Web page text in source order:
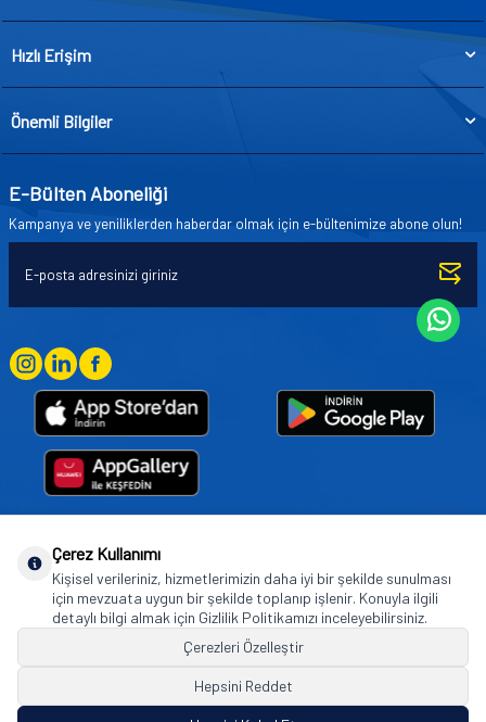
Hızlı Erişim
Önemli Bilgiler
E-Bülten Aboneliği
Kampanya ve yeniliklerden haberdar olmak için e-bültenimize abone olun!
Goodyear (and Winged Foot Design) are trademarks of or licensed to The Goodyear
Tire & Rubber Company used under license by Basbug Group Company,
Istanbul/Türkiye. © 2026 The Goodyear Tire & Rubber Company.
Çerez Kullanımı
Kişisel verileriniz, hizmetlerimizin daha iyi bir şekilde sunulması
için mevzuata uygun bir şekilde toplanıp işlenir. Konuyla ilgili
detaylı bilgi almak için Gizlilik Politikamızı inceleyebilirsiniz.
Çerezleri Özelleştir
Hepsini Reddet